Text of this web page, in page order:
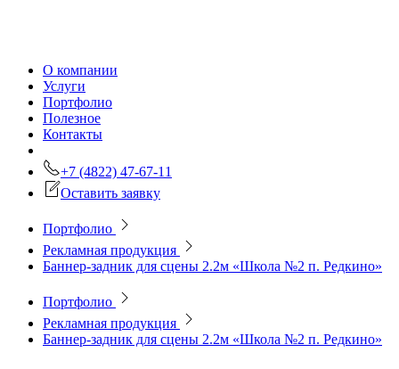
О компании
Услуги
Портфолио
Полезное
Контакты
+7 (4822) 47-67-11
Оставить заявку
Портфолио
Рекламная продукция
Баннер-задник для сцены 2.2м «Школа №2 п. Редкино»
Портфолио
Рекламная продукция
Баннер-задник для сцены 2.2м «Школа №2 п. Редкино»